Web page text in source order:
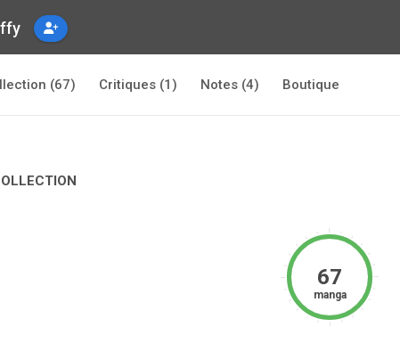
(67) Critiques (1) Notes (4) Boutique
67
manga